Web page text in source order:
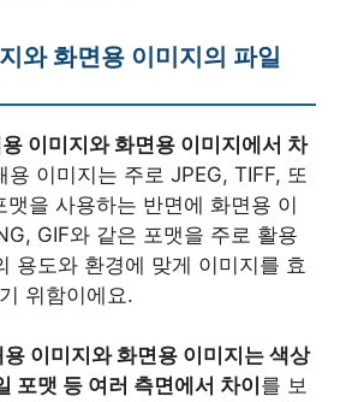
와 화면용 이미지의 파일
이미지와 화면용 이미지에서 차
용 이미지는 주로 JPEG, TIFF, 또
맷을 사용하는 반면에 화면용 이
GIF와 같은 포맷을 주로 활용
용도와 환경에 맞게 이미지를 효
위함이에요.
용 이미지와 화면용 이미지는 색상
포맷 등 여러 측면에서 차이 를 보